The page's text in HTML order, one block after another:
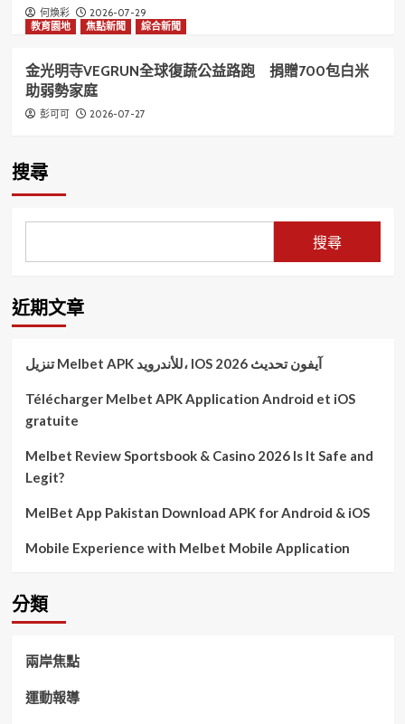
何煥彩
2026-07-29
教育園地
焦點新聞 綜合新聞
金光明寺VEGRUN全球復蔬公益路跑 捐贈700包白米
助弱勢家庭
彭可可 2026-07-27
搜尋
搜尋
近期文章
تنزيل Melbet APK للأندرويد، IOS آيفون تحديث 2026
Télécharger Melbet APK Application Android et iOS
gratuite
Melbet Review Sportsbook & Casino 2026 Is It Safe and
Legit?
MelBet App Pakistan Download APK for Android & iOS
Mobile Experience with Melbet Mobile Application
分類
兩岸焦點
運動報導